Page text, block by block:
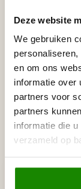
Deze website
We gebruiken
en om ons
informatie over
partners voor
partners
informatie die
verzameld op
Gerelateerde
NMC
NMC
Op
Recent